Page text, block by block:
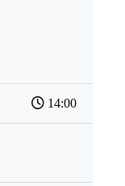
14:00